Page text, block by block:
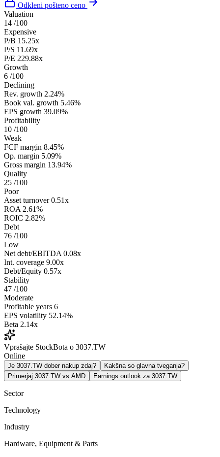
Odkleni pošteno ceno
Valuation
14 /100
Expensive
P/B 15.25x
P/S 11.69x
P/E 229.88x
Growth
6 /100
Declining
Rev. growth 2.24%
Book val. growth 5.46%
EPS growth 39.09%
Profitability
10 /100
Weak
FCF margin 8.45%
Op. margin 5.09%
Gross margin 13.94%
Quality
25 /100
Poor
Asset turnover 0.51x
ROA 2.61%
ROIC 2.82%
Debt
76 /100
Low
Net debt/EBITDA 0.08x
Int. coverage 9.00x
Debt/Equity 0.57x
Stability
47 /100
Moderate
Profitable years 6
EPS volatility 52.14%
Beta 2.14x
Vprašajte StockBota o 3037.TW
Online
Je 3037.TW dober nakup zdaj?
Kakšna so glavna tveganja?
Primerjaj 3037.TW vs AMD
Earnings outlook za 3037.TW
Sector
Technology
Industry
Hardware, Equipment & Parts